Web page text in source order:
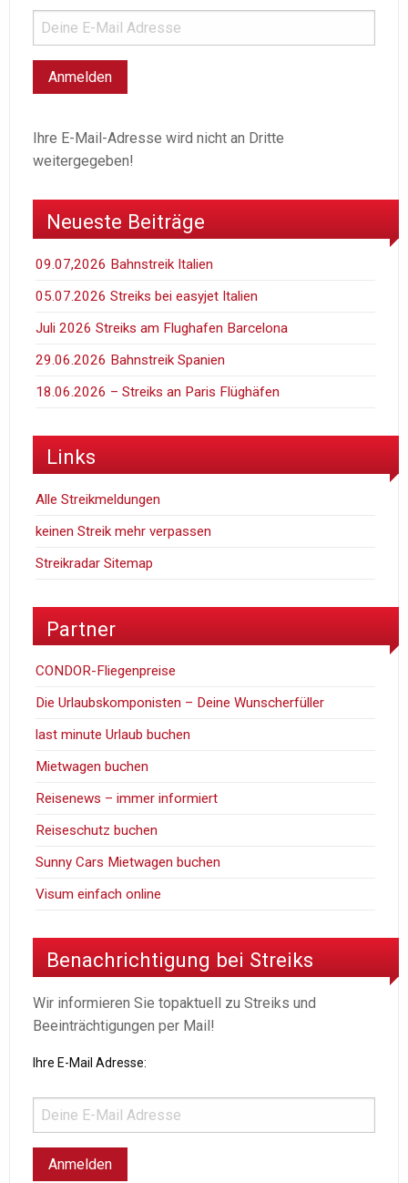
Ihre E-Mail-Adresse wird nicht an Dritte
weitergegeben!
Neueste Beiträge
09.07,2026 Bahnstreik Italien
05.07.2026 Streiks bei easyjet Italien
Juli 2026 Streiks am Flughafen Barcelona
29.06.2026 Bahnstreik Spanien
18.06.2026 – Streiks an Paris Flüghäfen
Links
Alle Streikmeldungen
keinen Streik mehr verpassen
Streikradar Sitemap
Partner
CONDOR-Fliegenpreise
Die Urlaubskomponisten – Deine Wunscherfüller
last minute Urlaub buchen
Mietwagen buchen
Reisenews – immer informiert
Reiseschutz buchen
Sunny Cars Mietwagen buchen
Visum einfach online
Benachrichtigung bei Streiks
Wir informieren Sie topaktuell zu Streiks und
Beeinträchtigungen per Mail!
Ihre E-Mail Adresse: